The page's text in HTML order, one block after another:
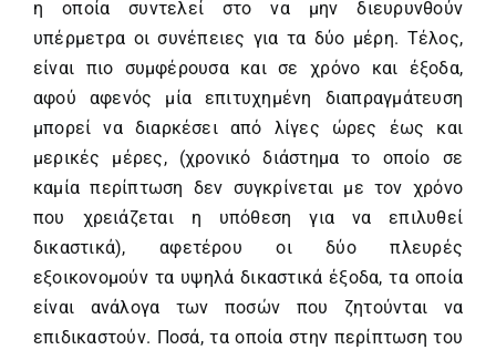
η οποία συντελεί στο να μην διευρυνθούν
υπέρμετρα οι συνέπειες για τα δύο μέρη. Τέλος,
είναι πιο συμφέρουσα και σε χρόνο και έξοδα,
αφού αφενός μία επιτυχημένη διαπραγμάτευση
μπορεί να διαρκέσει από λίγες ώρες έως και
μερικές μέρες, (χρονικό διάστημα το οποίο σε
καμία περίπτωση δεν συγκρίνεται με τον χρόνο
που χρειάζεται η υπόθεση για να επιλυθεί
δικαστικά), αφετέρου οι δύο πλευρές
εξοικονομούν τα υψηλά δικαστικά έξοδα, τα οποία
είναι ανάλογα των ποσών που ζητούνται να
επιδικαστούν. Ποσά, τα οποία στην περίπτωση του